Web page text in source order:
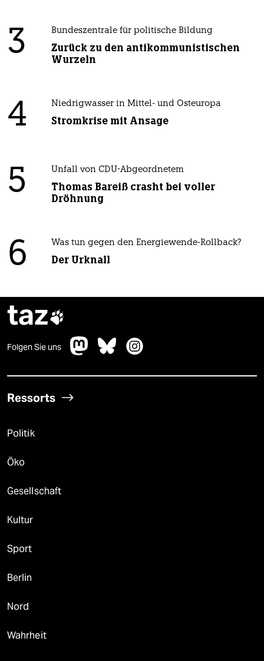
3 Bundeszentrale für politische Bildung
Zurück zu den antikommunistischen
Wurzeln
4 Niedrigwasser in Mittel- und Osteuropa
Stromkrise mit Ansage
5 Unfall von CDU-Abgeordnetem
Thomas Bareiß crasht bei voller
Dröhnung
6 Was tun gegen den Energiewende-Rollback?
Der Urknall
taz
Folgen Sie uns
Ressorts
Politik
Öko
Gesellschaft
Kultur
Sport
Berlin
Nord
Wahrheit